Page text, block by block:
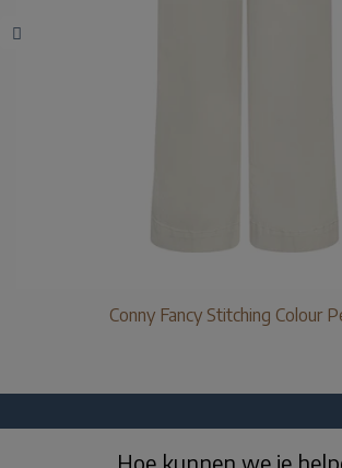
Conny Fancy Stitching Colour
Hoe kunnen we je